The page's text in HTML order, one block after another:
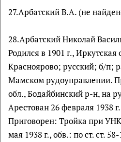
27.Арбатский В.А. (не
28.Арбатский Николай
Родился в 1901 г.,
Красноярово; русский; б/п;
Мамском рудоуправлении.
обл., Бодайбинский р-н, на
Арестован 26 февраля 1938 г.
Приговорен: Тройка при
мая 1938 г., обв.: по ст. ст.